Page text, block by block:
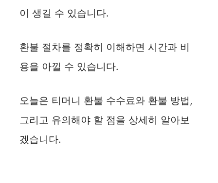
이 생길 수 있습니다.
환불 절차를 정확히 이해하면 시간과 비
용을 아낄 수 있습니다.
오늘은 티머니 환불 수수료와 환불 방법,
그리고 유의해야 할 점을 상세히 알아보
겠습니다.